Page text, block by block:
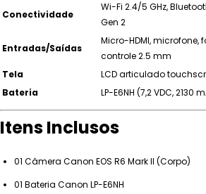
Conectividade
Wi-Fi 2.4/5 GHz,
Gen 2
Entradas/Saídas
Micro-HDMI, microfone,
controle 2.5 mm
Tela
LCD articulado
Bateria
LP-E6NH (7,2 VDC, 2130
Itens Inclusos
01 Câmera Canon EOS R6 Mark II (Corpo)
01 Bateria Canon LP-E6NH